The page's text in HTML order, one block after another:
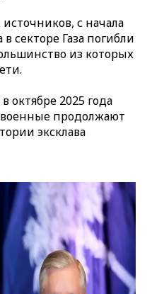
с начала
секторе Газа погибли
из которых
октябре 2025 года
продолжают
эксклава